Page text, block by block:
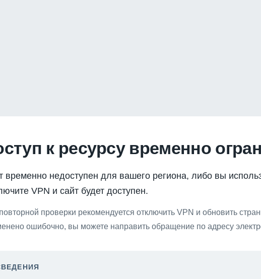
к ресурсу временно
временно недоступен для вашего региона, либо вы
VPN и сайт будет доступен.
проверки рекомендуется отключить VPN и обновить
ошибочно, вы можете направить обращение по адресу